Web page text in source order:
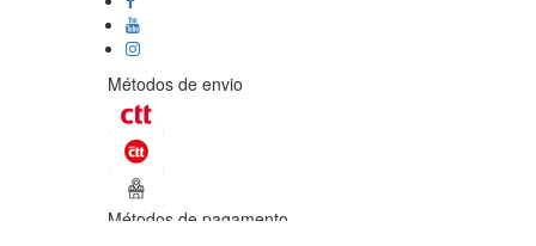
Métodos de envio
Métodos de pagamento